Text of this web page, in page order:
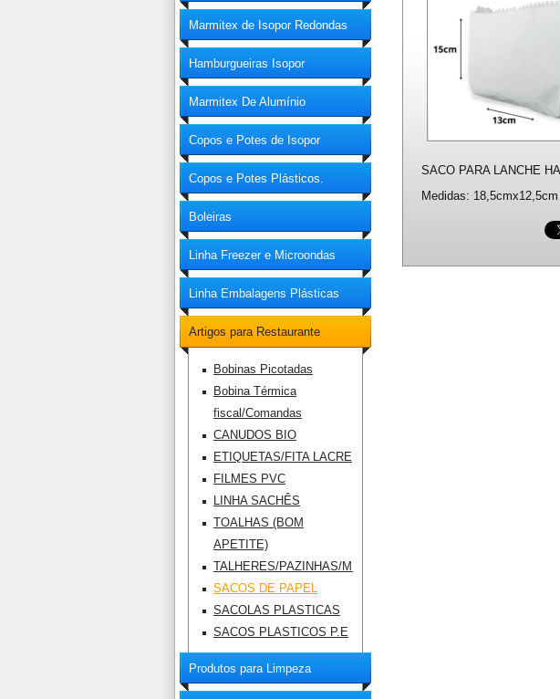
SACO PARA LANCHE
Medidas: 18,5cmx12,5cm
Marmitex de Isopor Redondas
Hamburgueiras Isopor
Marmitex De Alumínio
Copos e Potes de Isopor
Copos e Potes Plásticos.
Boleiras
Linha Freezer e Microondas
Linha Embalagens Plásticas
Artigos para Restaurante
Bobinas Picotadas
Bobina Térmica
fiscal/Comandas
CANUDOS BIO
ETIQUETAS/FITA LACRE
FILMES PVC
LINHA SACHÊS
TOALHAS (BOM
APETITE)
TALHERES/PAZINHAS/MEXEDORES
SACOS DE PAPEL
SACOLAS PLASTICAS
SACOS PLASTICOS P.E
Produtos para Limpeza